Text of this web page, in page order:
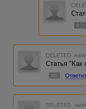
#10
DELETED
Статья "Как
#8
DELETED